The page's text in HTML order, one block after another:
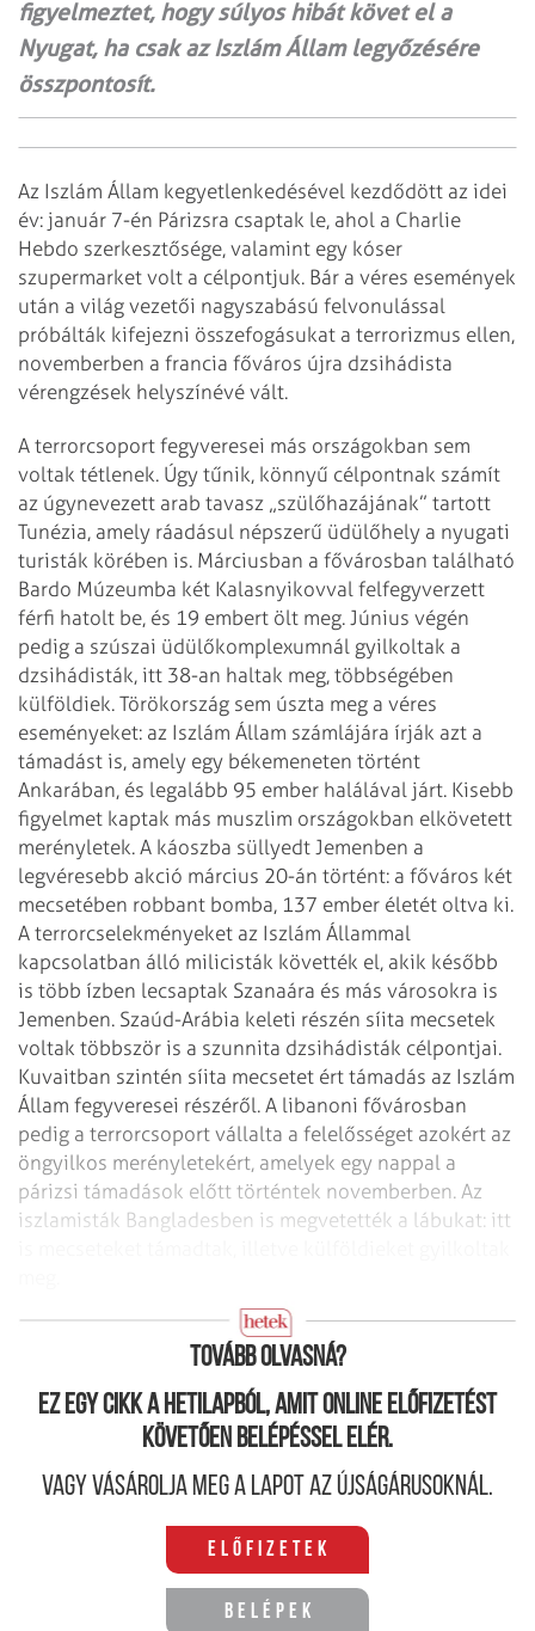
figyelmeztet, hogy súlyos hibát követ el a
Nyugat, ha csak az Iszlám Állam legyőzésére
összpontosít.
Az Iszlám Állam kegyetlenkedésével kezdődött az idei
év: január 7-én Párizsra csaptak le, ahol a Charlie
Hebdo szerkesztősége, valamint egy kóser
szupermarket volt a célpontjuk. Bár a véres események
után a világ vezetői nagyszabású felvonulással
próbálták kifejezni összefogásukat a terrorizmus ellen,
novemberben a francia főváros újra dzsihádista
vérengzések helyszínévé vált.
A terrorcsoport fegyveresei más országokban sem
voltak tétlenek. Úgy tűnik, könnyű célpontnak számít
az úgynevezett arab tavasz „szülőhazájának” tartott
Tunézia, amely ráadásul népszerű üdülőhely a nyugati
turisták körében is. Márciusban a fővárosban található
Bardo Múzeumba két Kalasnyikovval felfegyverzett
férfi hatolt be, és 19 embert ölt meg. Június végén
pedig a szúszai üdülőkomp­lexum­­nál gyilkoltak a
dzsihádisták, itt 38-an haltak meg, többségében
külföldiek. Törökország sem úszta meg a véres
eseményeket: az Iszlám Állam számlájára írják azt a
támadást is, amely egy békemeneten történt
Ankarában, és legalább 95 ember halálával járt. Kisebb
figyelmet kaptak más muszlim országokban elkövetett
merényletek. A káoszba süllyedt Jemenben a
legvéresebb akció március 20-án történt: a főváros két
mecsetében robbant bomba, 137 ember életét oltva ki.
A terrorcselekményeket az Iszlám Állammal
kapcsolatban álló milicisták követték el, akik később
is több ízben lecsaptak Szanaára és más városokra is
Jemenben. Szaúd-Arábia keleti részén síita mecsetek
voltak többször is a szunnita dzsihádisták célpontjai.
Kuvaitban szintén síita mecsetet ért támadás az Iszlám
Állam fegyveresei részéről. A libanoni fővárosban
pedig a terrorcsoport vállalta a felelősséget azokért az
öngyilkos merényletekért, amelyek egy nappal a
párizsi támadások előtt történtek novemberben. Az
iszlamisták Bangladesben is megvetették a lábukat: itt
Tovább olvasná?
Ez egy cikk a hetilapból, amit online előfizetést
követően belépéssel elér.
Vagy vásárolja meg a lapot az újságárusoknál.
Előfizetek
Belépek